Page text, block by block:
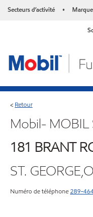
Secteurs d’activité •
< Retour
Mobil- MOBIL
181 BRANT
ST.
Numéro de téléphone289-